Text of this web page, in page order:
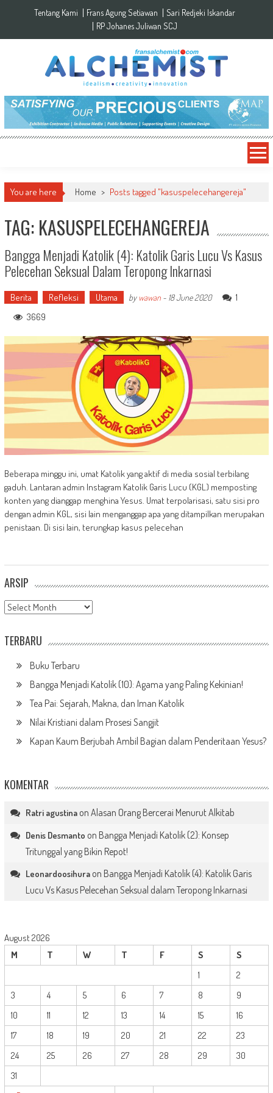
Skip to content
Tentang Kami Frans Agung Setiawan
Sari Redjeki Iskandar
RP Johanes Juliwan SCJ
You are here Home > Posts tagged "kasuspelecehangereja"
TAG: KASUSPELECEHANGEREJA
Bangga Menjadi Katolik (4): Katolik Garis Lucu Vs Kasus
Pelecehan Seksual Dalam Teropong Inkarnasi
Berita Refleksi Utama by wawan- 18 June 2020
1
3669
Beberapa minggu ini, umat Katolik yang aktif di media sosial terbilang
gaduh. Lantaran admin Instagram Katolik Garis Lucu (KGL) memposting
konten yang dianggap menghina Yesus. Umat terpolarisasi, satu sisi pro
dengan admin KGL, sisi lain menganggap apa yang ditampilkan merupakan
penistaan. Di sisi lain, terungkap kasus pelecehan
ARSIP
Arsip
TERBARU
Buku Terbaru
Bangga Menjadi Katolik (10): Agama yang Paling Kekinian!
Tea Pai: Sejarah, Makna, dan Iman Katolik
Nilai Kristiani dalam Prosesi Sangjit
Kapan Kaum Berjubah Ambil Bagian dalam Penderitaan Yesus?
KOMENTAR
Ratri agustinaon Alasan Orang Bercerai Menurut Alkitab
Denis Desmanto on Bangga Menjadi Katolik (2): Konsep
Tritunggal yang Bikin Repot!
Leonardoosihuraon Bangga Menjadi Katolik (4): Katolik Garis
Lucu Vs Kasus Pelecehan Seksual dalam Teropong Inkarnasi
August 2026
M
T W T F S S
1
2
3
4 5 6 7 8
9
10
11 12 13 14 15
16
17
18 19 20 21 22
23
24
25 26 27 28 29
30
31